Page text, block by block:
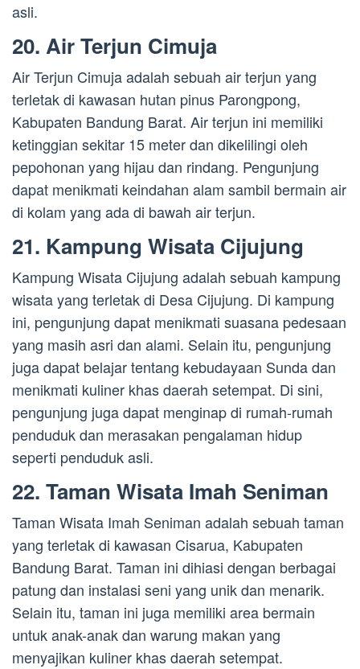
asli.
20. Air Terjun Cimuja
Air Terjun Cimuja adalah sebuah air terjun yang
terletak di kawasan hutan pinus Parongpong,
Kabupaten Bandung Barat. Air terjun ini memiliki
ketinggian sekitar 15 meter dan dikelilingi oleh
pepohonan yang hijau dan rindang. Pengunjung
dapat menikmati keindahan alam sambil bermain air
di kolam yang ada di bawah air terjun.
21. Kampung Wisata Cijujung
Kampung Wisata Cijujung adalah sebuah kampung
wisata yang terletak di Desa Cijujung. Di kampung
ini, pengunjung dapat menikmati suasana pedesaan
yang masih asri dan alami. Selain itu, pengunjung
juga dapat belajar tentang kebudayaan Sunda dan
menikmati kuliner khas daerah setempat. Di sini,
pengunjung juga dapat menginap di rumah-rumah
penduduk dan merasakan pengalaman hidup
seperti penduduk asli.
22. Taman Wisata Imah Seniman
Taman Wisata Imah Seniman adalah sebuah taman
yang terletak di kawasan Cisarua, Kabupaten
Bandung Barat. Taman ini dihiasi dengan berbagai
patung dan instalasi seni yang unik dan menarik.
Selain itu, taman ini juga memiliki area bermain
untuk anak-anak dan warung makan yang
menyajikan kuliner khas daerah setempat.